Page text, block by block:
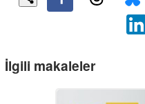
İlgili makaleler